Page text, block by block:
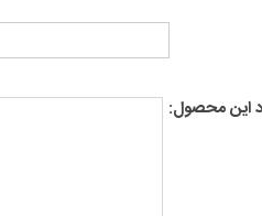
این محصول: